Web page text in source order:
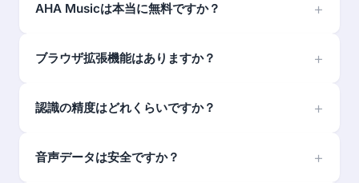
AHA Musicは本当に無料ですか？
ブラウザ拡張機能はありますか？
認識の精度はどれくらいですか？
音声データは安全ですか？